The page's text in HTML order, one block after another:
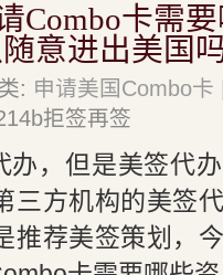
Combo卡需
意进出美国
: 申请美国Combo卡
拒签再签
办，但是美签代
三方机构的美签
推荐美签策划，